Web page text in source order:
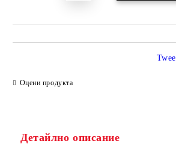
Оцени продукта
Детайлно описание